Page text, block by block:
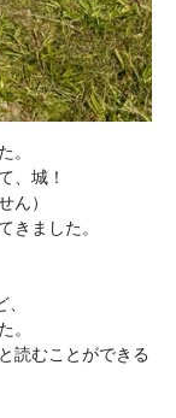
。
、城！
ん）
きました。
。
読むことができる